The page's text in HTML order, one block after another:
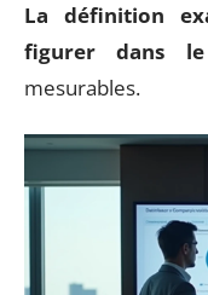
La définition
figurer dans
mesurables.